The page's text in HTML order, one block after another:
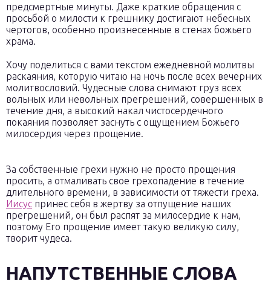
предсмертные минуты. Даже краткие обращения с
просьбой о милости к грешнику достигают небесных
чертогов, особенно произнесенные в стенах божьего
храма.
Хочу поделиться с вами текстом ежедневной молитвы
раскаяния, которую читаю на ночь после всех вечерних
молитвословий. Чудесные слова снимают груз всех
вольных или невольных прегрешений, совершенных в
течение дня, а высокий накал чистосердечного
покаяния позволяет заснуть с ощущением Божьего
милосердия через прощение.
За собственные грехи нужно не просто прощения
просить, а отмаливать свое грехопадение в течение
длительного времени, в зависимости от тяжести греха.
Иисус принес себя в жертву за отпущение наших
прегрешений, он был распят за милосердие к нам,
поэтому Его прощение имеет такую великую силу,
творит чудеса.
НАПУТСТВЕННЫЕ СЛОВА